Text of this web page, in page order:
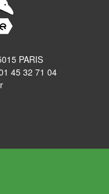
PARIS
45 32 71 04